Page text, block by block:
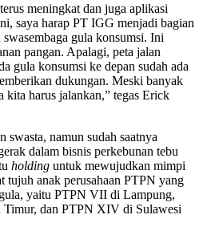
meningkat dan juga aplikasi
saya harap PT IGG menjadi bagian
gula konsumsi. Ini
pangan. Apalagi, peta jalan
gula konsumsi ke depan sudah ada
dukungan. Meski banyak
kita harus jalankan,” tegas Erick
swasta, namun sudah saatnya
dalam bisnis perkebunan tebu
holding untuk mewujudkan mimpi
tujuh anak perusahaan PTPN yang
yaitu PTPN VII di Lampung,
dan PTPN XIV di Sulawesi